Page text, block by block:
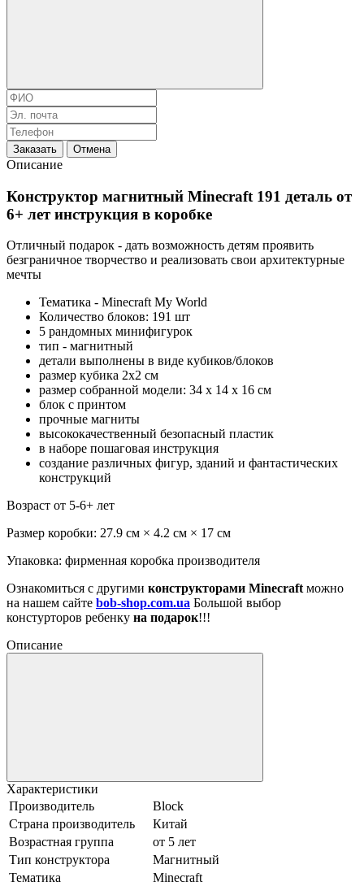
Заказать Отмена
Описание
Конструктор магнитный Minecraft 191 деталь от
6+ лет инструкция в коробке
Отличный подарок - дать возможность детям проявить
безграничное творчество и реализовать свои архитектурные
мечты
Тематика - Minecraft My World
Количество блоков: 191 шт
5 рандомных минифигурок
тип - магнитный
детали выполнены в виде кубиков/блоков
размер кубика 2х2 см
размер собранной модели: 34 х 14 х 16 см
блок с принтом
прочные магниты
высококачественный безопасный пластик
в наборе пошаговая инструкция
создание различных фигур, зданий и фантастических
конструкций
Возраст от 5-6+ лет
Размер коробки: 27.9 см × 4.2 см × 17 см
Упаковка: фирменная коробка производителя
Ознакомиться с другими конструкторами Minecraft можно
на нашем сайте bob-shop.com.ua Большой выбор
констурторов ребенку на подарок!!!
Описание
Характеристики
Производитель
Block
Страна производитель
Китай
Возрастная группа
от 5 лет
Тип конструктора
Магнитный
Тематика
Minecraft